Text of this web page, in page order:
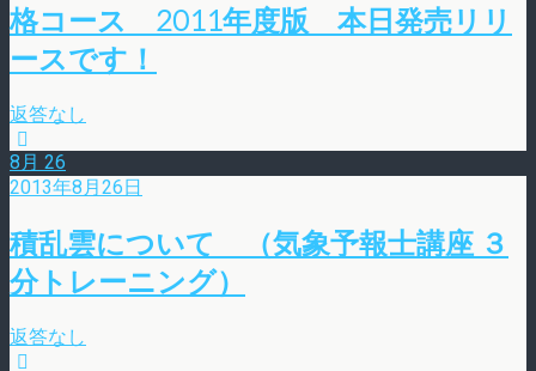
格コース 2011年度版 本日発売リリ
ースです！
返答なし
8月 26
2013年8月26日
積乱雲について （気象予報士講座 ３
分トレーニング）
返答なし